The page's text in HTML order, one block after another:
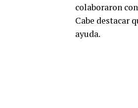
colaboraron
Cabe destacar
ayuda.